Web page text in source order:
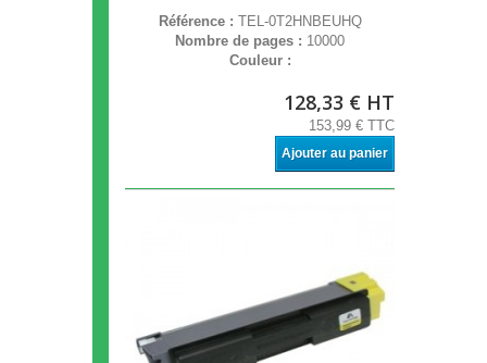
Référence : TEL-0T2HNBEUHQ
Nombre de pages : 10000
Couleur :
128,33 € HT
153,99 € TTC
Ajouter au panier